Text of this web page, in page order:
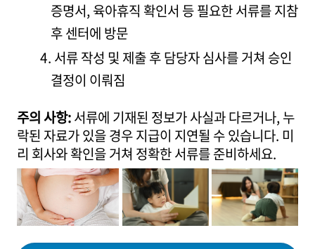
증명서, 육아휴직 확인서 등 필요한 서류를 지참
후 센터에 방문
서류 작성 및 제출 후 담당자 심사를 거쳐 승인
결정이 이뤄짐
주의 사항:서류에 기재된 정보가 사실과 다르거나, 누
락된 자료가 있을 경우 지급이 지연될 수 있습니다. 미
리 회사와 확인을 거쳐 정확한 서류를 준비하세요.